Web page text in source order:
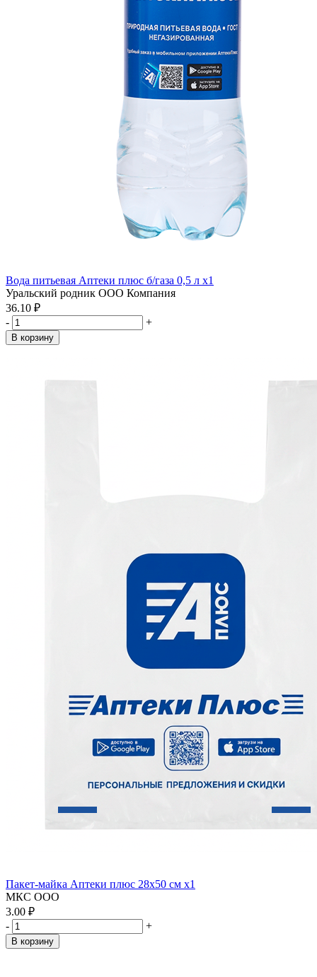
Вода питьевая Аптеки плюс б/газа 0,5 л x1
Уральский родник ООО Компания
36.10 ₽
-
+
В корзину
Пакет-майка Аптеки плюс 28х50 см x1
МКС ООО
3.00 ₽
-
+
В корзину